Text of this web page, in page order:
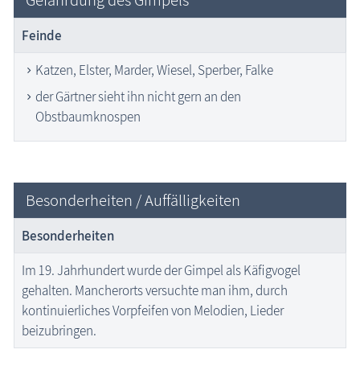
Feinde
Katzen, Elster, Marder, Wiesel, Sperber, Falke
der Gärtner sieht ihn nicht gern an den
Obstbaumknospen
Besonderheiten / Auffälligkeiten
Besonderheiten
Im 19. Jahrhundert wurde der Gimpel als Käfigvogel
gehalten. Mancherorts versuchte man ihm, durch
kontinuierliches Vorpfeifen von Melodien, Lieder
beizubringen.